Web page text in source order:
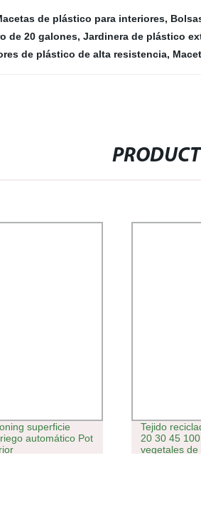
de plástico para interiores,
de 20 galones, Jardinera de plástico
de plástico de alta resistencia,
superficie
automático Pot
Tejido
20 30 45
vegetales